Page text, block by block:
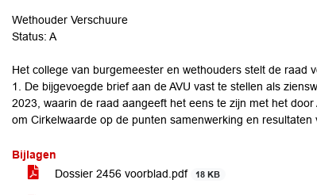
Wethouder Verschuure
Status: A
Het college van burgemeester en wethouders stelt de raad
1. De bijgevoegde brief aan de AVU vast te stellen als
2023, waarin de raad aangeeft het eens te zijn met het
om Cirkelwaarde op de punten samenwerking en
Bijlagen
Dossier 2456 voorblad.pdf
18 KB